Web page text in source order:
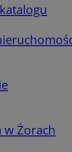
w Żorach